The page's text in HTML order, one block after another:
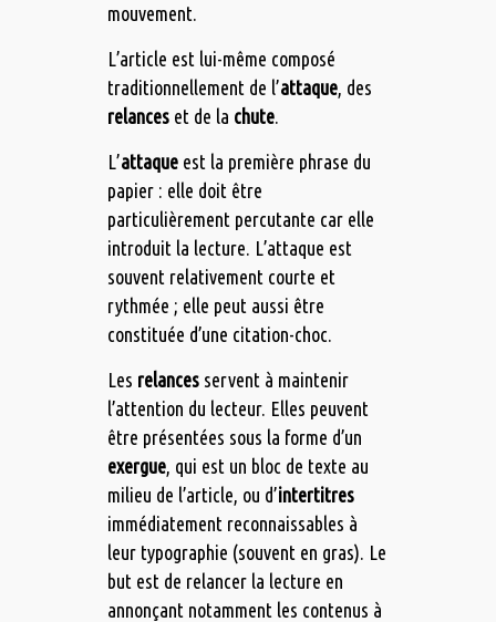
mouvement.
L’article est lui-même composé
traditionnellement de l’attaque, des
relanceset de la chute.
L’attaqueest la première phrase du
papier : elle doit être
particulièrement percutante car elle
introduit la lecture. L’attaque est
souvent relativement courte et
rythmée ; elle peut aussi être
constituée d’une citation-choc.
Les relancesservent à maintenir
l’attention du lecteur. Elles peuvent
être présentées sous la forme d’un
exergue, qui est un bloc de texte au
milieu de l’article, ou d’intertitres
immédiatement reconnaissables à
leur typographie (souvent en gras). Le
but est de relancer la lecture en
annonçant notamment les contenus à